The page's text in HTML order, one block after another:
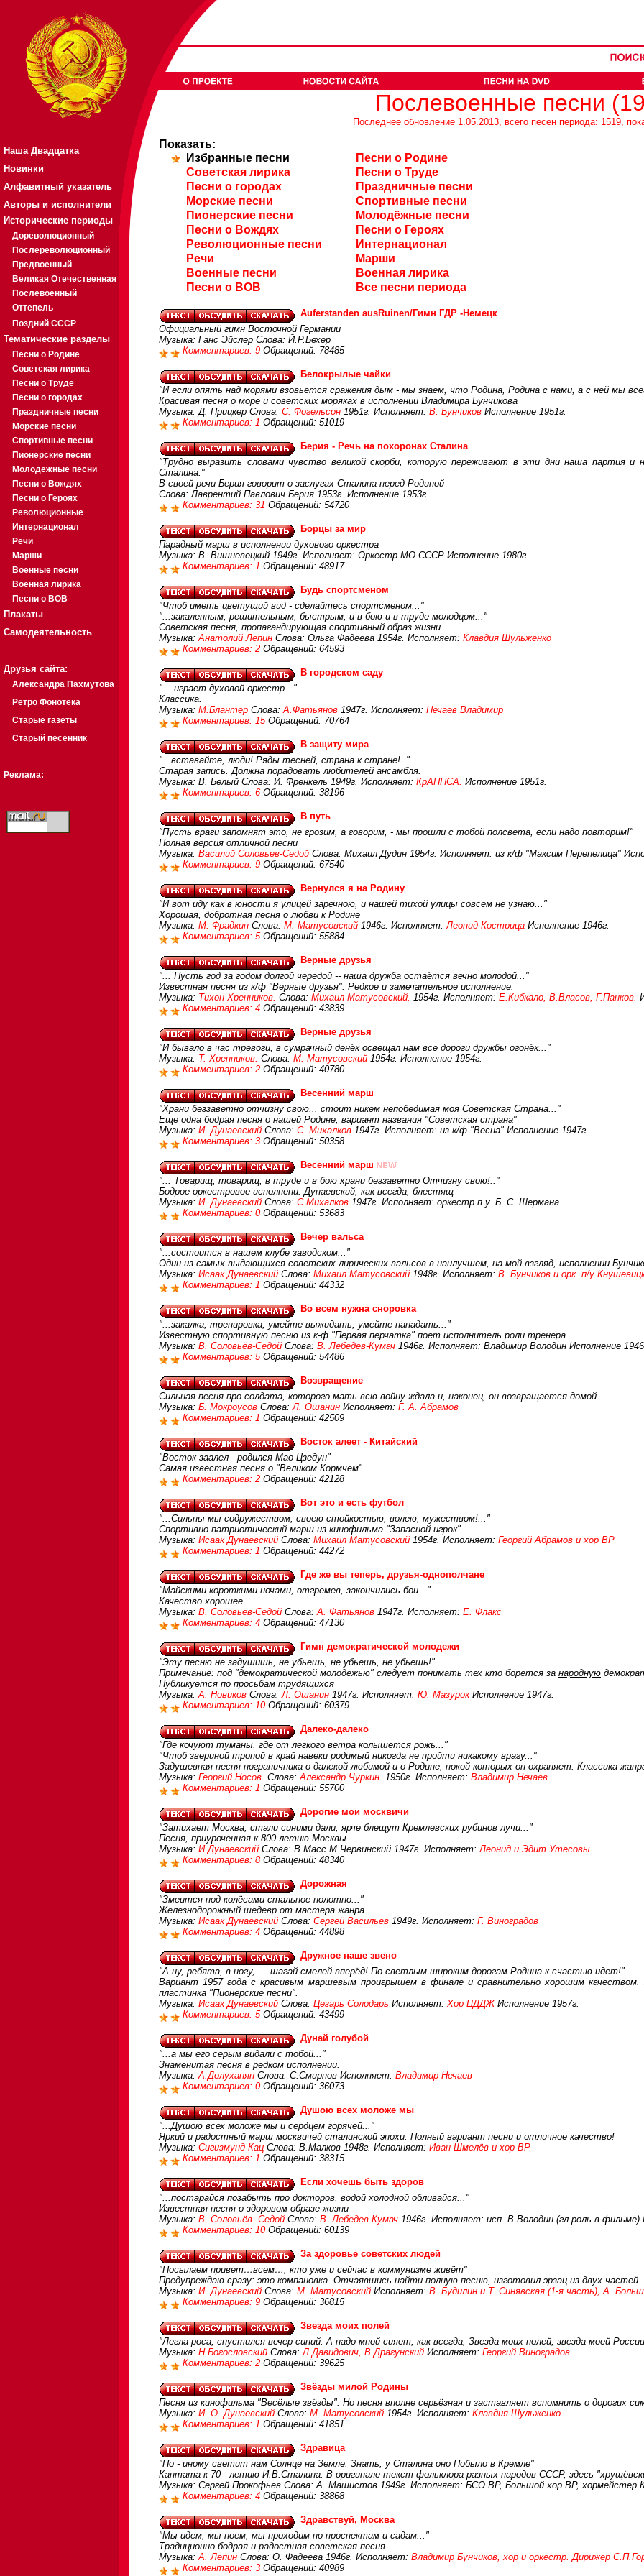
Наша Двадцатка
Новинки
Алфавитный указатель
Авторы и исполнители
Исторические периоды
Дореволюционный
Послереволюционный
Предвоенный
Великая Отечественная
Послевоенный
Оттепель
Поздний СССР
Тематические разделы
Песни о Родине
Советская лирика
Песни о Труде
Песни о городах
Праздничные песни
Морские песни
Спортивные песни
Пионерские песни
Молодежные песни
Песни о Вождях
Песни о Героях
Революционные
Интернационал
Речи
Марши
Военные песни
Военная лирика
Песни о ВОВ
Плакаты
Самодеятельность
Друзья сайта:
Александра Пахмутова
Ретро Фонотека
Старые газеты
Старый песенник
Реклама:
Послевоенные песни
Последнее обновление 1.05.2013, всего песен периода: 1519,
Показать:
Избранные песни
Песни о Родине
Советская лирика
Песни о Труде
Песни о городах
Праздничные песни
Морские песни
Спортивные песни
Пионерские песни
Молодёжные песни
Песни о Вождях
Песни о Героях
Революционные песни
Интернационал
Речи
Марши
Военные песни
Военная лирика
Песни о ВОВ
Все песни периода
Auferstanden ausRuinen/Гимн ГДР -Немецк
Официальный гимн Восточной Германии
Музыка: Ганс Эйслер Слова: Й.Р.Бехер
Комментариев: 9 Обращений: 78485
Белокрылые чайки
"И если опять над морями взовьется сражения дым - мы знаем, что Родина, Родина с нами, а с ней мы
Красивая песня о море и советских моряках в исполнении Владимира Бунчикова
Музыка: Д. Прицкер Слова: С. Фогельсон 1951г. Исполняет: В. Бунчиков Исполнение 1951г.
Комментариев: 1 Обращений: 51019
Берия - Речь на похоронах Сталина
"Трудно выразить словами чувство великой скорби, которую переживают в эти дни наша партия и
Сталина."
В своей речи Берия говорит о заслугах Сталина перед Родиной
Слова: Лаврентий Павлович Берия 1953г. Исполнение 1953г.
Комментариев: 31 Обращений: 54720
Борцы за мир
Парадный марш в исполнении духового оркестра
Музыка: В. Вишневецкий 1949г. Исполняет: Оркестр МО СССР Исполнение 1980г.
Комментариев: 1 Обращений: 48917
Будь спортсменом
"Чтоб иметь цветущий вид - сделайтесь спортсменом..."
"...закаленным, решительным, быстрым, и в бою и в труде молодцом..."
Советская песня, пропагандирующая спортивный образ жизни
Музыка:Анатолий Лепин Слова: Ольга Фадеева 1954г. Исполняет: Клавдия Шульженко
Комментариев: 2 Обращений: 64593
В городском саду
"....играет духовой оркестр..."
Классика.
Музыка: М.Блантер Слова:А.Фатьянов 1947г. Исполняет: Нечаев Владимир
Комментариев: 15 Обращений: 70764
В защиту мира
"...вставайте, люди! Ряды тесней, страна к стране!.."
Старая запись. Должна порадовать любителей ансамбля.
Музыка: В. Белый Слова: И. Френкель 1949г. Исполняет: КрАППСА. Исполнение 1951г.
Комментариев: 6 Обращений: 38196
В путь
"Пусть враги запомнят это, не грозим, а говорим, - мы прошли с тобой полсвета, если надо повторим!"
Полная версия отличной песни
Музыка: Василий Соловьев-Седой Слова: Михаил Дудин 1954г. Исполняет: из к/ф "Максим Перепелица"
Комментариев: 9 Обращений: 67540
Вернулся я на Родину
"И вот иду как в юности я улицей заречною, и нашей тихой улицы совсем не узнаю..."
Хорошая, добротная песня о любви к Родине
Музыка: М. Фрадкин Слова: М. Матусовский 1946г. Исполняет:Леонид Кострица Исполнение 1946г.
Комментариев: 5 Обращений: 55884
Верные друзья
"... Пусть год за годом долгой чередой -- наша дружба остаётся вечно молодой..."
Известная песня из к/ф "Верные друзья". Редкое и замечательное исполнение.
Музыка: Тихон Хренников. Слова: Михаил Матусовский. 1954г. Исполняет: Е.Кибкало, В.Власов, Г.Панков.
Комментариев: 4 Обращений: 43839
Верные друзья
"И бывало в час тревоги, в сумрачный денёк освещал нам все дороги дружбы огонёк..."
Музыка: Т. Хренников. Слова: М. Матусовский 1954г. Исполнение 1954г.
Комментариев: 2 Обращений: 40780
Весенний марш
"Храни беззаветно отчизну свою... стоит никем непобедимая моя Советская Страна..."
Еще одна бодрая песня о нашей Родине, вариант названия "Советская страна"
Музыка: И. Дунаевский Слова: С. Михалков 1947г. Исполняет: из к/ф "Весна" Исполнение 1947г.
Комментариев: 3 Обращений: 50358
Весенний марш
"... Товарищ, товарищ, в труде и в бою храни беззаветно Отчизну свою!.."
Бодрое оркестровое исполнени. Дунаевский, как всегда, блестящ
Музыка: И. Дунаевский Слова: С.Михалков 1947г. Исполняет: оркестр п.у. Б. С. Шермана
Комментариев: 0 Обращений: 53683
Вечер вальса
"...состоится в нашем клубе заводском..."
Один из самых выдающихся советских лирических вальсов в наилучшем, на мой взгляд, исполнении
Музыка: Исаак Дунаевский Слова: Михаил Матусовский 1948г. Исполняет: В. Бунчиков и орк. п/у
Комментариев: 1 Обращений: 44332
Во всем нужна сноровка
"...закалка, тренировка, умейте выжидать, умейте нападать..."
Известную спортивную песню из к-ф "Первая перчатка" поет исполнитель роли тренера
Музыка: В. Соловьёв-Седой Слова: В. Лебедев-Кумач 1946г. Исполняет: Владимир Володин Исполнение
Комментариев: 5 Обращений: 54486
Возвращение
Сильная песня про солдата, которого мать всю войну ждала и, наконец, он возвращается домой.
Музыка: Б. Мокроусов Слова:Л. Ошанин Исполняет: Г. А. Абрамов
Комментариев: 1 Обращений: 42509
Восток алеет - Китайский
"Восток заалел - родился Мао Цзедун"
Самая известная песня о "Великом Кормчем"
Комментариев: 2 Обращений: 42128
Вот это и есть футбол
"...Сильны мы содружеством, своею стойкостью, волею, мужеством!..."
Спортивно-патриотический марш из кинофильма "Запасной игрок"
Музыка: Исаак Дунаевский Слова: Михаил Матусовский 1954г. Исполняет: Георгий Абрамов и хор ВР
Комментариев: 1 Обращений: 44272
Где же вы теперь, друзья-однополчане
"Майскими короткими ночами, отгремев, закончились бои..."
Качество хорошее.
Музыка: В. Соловьев-Седой Слова:А. Фатьянов 1947г. Исполняет: Е. Флакс
Комментариев: 4 Обращений: 47130
Гимн демократической молодежи
"Эту песню не задушишь, не убьешь, не убьешь, не убьешь!"
Примечание: под "демократической молодежью" следует понимать тех кто борется за народную
Публикуется по просьбам трудящихся
Музыка:А. Новиков Слова:Л. Ошанин 1947г. Исполняет: Ю. МазурокИсполнение 1947г.
Комментариев: 10 Обращений: 60379
Далеко-далеко
"Где кочуют туманы, где от легкого ветра колышется рожь..."
"Чтоб звериной тропой в край навеки родимый никогда не пройти никакому врагу..."
Задушевная песня пограничника о далекой любимой и о Родине, покой которых он охраняет. Классика
Музыка: Георгий Носов. Слова:Александр Чуркин. 1950г. Исполняет: Владимир Нечаев
Комментариев: 1 Обращений: 55700
Дорогие мои москвичи
"Затихает Москва, стали синими дали, ярче блещут Кремлевских рубинов лучи..."
Песня, приуроченная к 800-летию Москвы
Музыка: И.Дунаевский Слова: В.Масс М.Червинский 1947г. Исполняет:Леонид и Эдит Утесовы
Комментариев: 8 Обращений: 48340
Дорожная
"Змеится под колёсами стальное полотно..."
Железнодорожный шедевр от мастера жанра
Музыка: Исаак Дунаевский Слова: Сергей Васильев 1949г. Исполняет: Г. Виноградов
Комментариев: 4 Обращений: 44898
Дружное наше звено
"А ну, ребята, в ногу, — шагай смелей вперёд! По светлым широким дорогам Родина к счастью идет!"
Вариант 1957 года с красивым маршевым проигрышем в финале и сравнительно хорошим качеством.
пластинка "Пионерские песни".
Музыка: Исаак Дунаевский Слова: Цезарь Солодарь Исполняет: Хор ЦДДЖИсполнение 1957г.
Комментариев: 5 Обращений: 43499
Дунай голубой
"...а мы его серым видали с тобой..."
Знаменитая песня в редком исполнении.
Музыка:А.Долуханян Слова: С.Смирнов Исполняет: Владимир Нечаев
Комментариев: 0 Обращений: 36073
Душою всех моложе мы
"...Душою всех моложе мы и сердцем горячей..."
Яркий и радостный марш москвичей сталинской эпохи. Полный вариант песни и отличное качество!
Музыка: Сигизмунд Кац Слова: В.Малков 1948г. Исполняет: Иван Шмелёв и хор ВР
Комментариев: 1 Обращений: 38315
Если хочешь быть здоров
"...постарайся позабыть про докторов, водой холодной обливайся..."
Известная песня о здоровом образе жизни
Музыка: В. Соловьёв -Седой Слова: В. Лебедев-Кумач 1946г. Исполняет: исп. В.Володин (гл.роль в фильме)
Комментариев: 10 Обращений: 60139
За здоровье советских людей
"Посылаем привет…всем…, кто уже и сейчас в коммунизме живёт"
Предупреждаю сразу: это компановка. Отчаявшись найти полную песню, изготовил эрзац из двух
Музыка: И. Дунаевский Слова: М. Матусовский Исполняет: В. Будилин и Т. Синявская (1-я часть), А.
Комментариев: 9 Обращений: 36815
Звезда моих полей
"Легла роса, спустился вечер синий. А надо мной сияет, как всегда, Звезда моих полей, звезда моей
Музыка: Н.Богословский Слова:Л.Давидович, В.Драгунский Исполняет: Георгий Виноградов
Комментариев: 2 Обращений: 39625
Звёзды милой Родины
Песня из кинофильма "Весёлые звёзды". Но песня вполне серьёзная и заставляет вспомнить о дорогих
Музыка: И. О. Дунаевский Слова: М. Матусовский 1954г. Исполняет: Клавдия Шульженко
Комментариев: 1 Обращений: 41851
Здравица
"По - иному светит нам Солнце на Земле: Знать, у Сталина оно Побыло в Кремле"
Кантата к 70 - летию И.В.Сталина. В оригинале текст фольклора разных народов СССР, здесь
Музыка: Сергей Прокофьев Слова: А. Машистов 1949г. Исполняет: БСО ВР, Большой хор ВР, хормейстер
Комментариев: 4 Обращений: 38868
Здравствуй, Москва
"Мы идем, мы поем, мы проходим по проспектам и садам..."
Традиционно бодрая и радостная советская песня
Музыка:А. Лепин Слова: О. Фадеева 1946г. Исполняет: Владимир Бунчиков, хор и оркестр. Дирижер
Комментариев: 3 Обращений: 40989